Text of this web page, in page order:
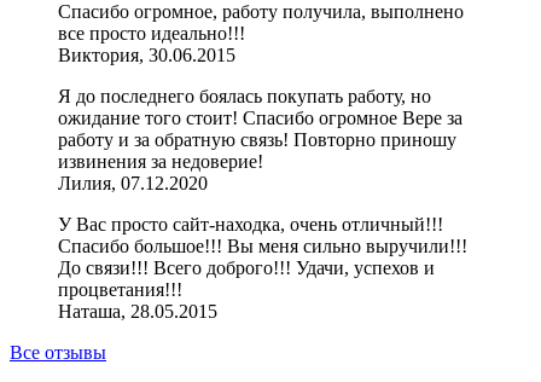
Спасибо огромное, работу получила, выполнено
все просто идеально!!!
Виктория, 30.06.2015
Я до последнего боялась покупать работу, но
ожидание того стоит! Спасибо огромное Вере за
работу и за обратную связь! Повторно приношу
извинения за недоверие!
Лилия, 07.12.2020
У Вас просто сайт-находка, очень отличный!!!
Спасибо большое!!! Вы меня сильно выручили!!!
До связи!!! Всего доброго!!! Удачи, успехов и
процветания!!!
Наташа, 28.05.2015
Все отзывы